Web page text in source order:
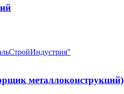
металлоконструкций)